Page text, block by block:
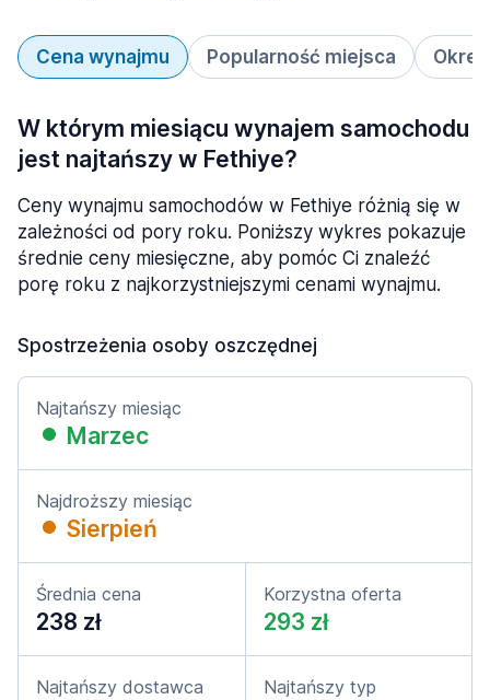
Cena wynajmu Popularność miejsca
W którym miesiącu wynajem samochodu
jest najtańszy w Fethiye?
Ceny wynajmu samochodów w Fethiye różnią się w
zależności od pory roku. Poniższy wykres pokazuje
średnie ceny miesięczne, aby pomóc Ci znaleźć
porę roku z najkorzystniejszymi cenami wynajmu.
Spostrzeżenia osoby oszczędnej
Najtańszy miesiąc
Marzec
Najdroższy miesiąc
Sierpień
Średnia cena
238 zł
Korzystna oferta
293 zł
Najtańszy dostawca
Najtańszy typ